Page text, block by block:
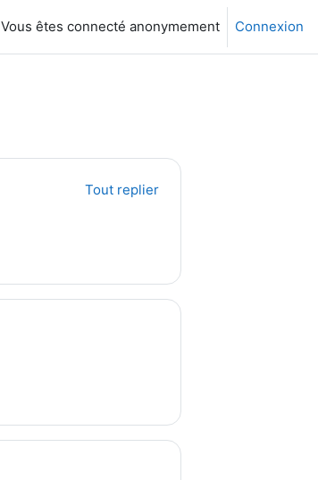
Vous êtes connecté anonymement Connexion
Tout replier